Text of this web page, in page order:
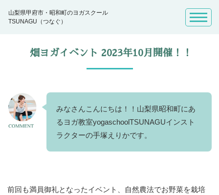
山梨県甲府市・昭和町のヨガスクール
TSUNAGU（つなぐ）
畑ヨガイベント 2023年10月開催！！
みなさんこんにちは！！山梨県昭和町にあ
るヨガ教室yogaschoolTSUNAGUインスト
ラクターの手塚えりかです。
前回も満員御礼となったイベント、自然農法でお野菜を栽培